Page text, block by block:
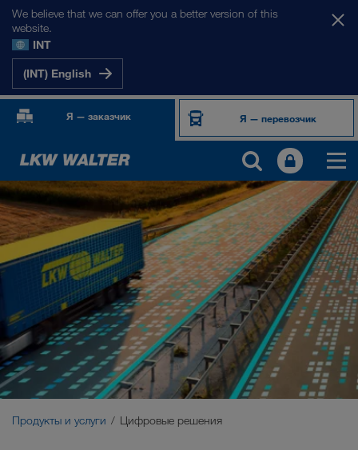
We believe that we can offer you a better version of this
website.
INT
(INT) English
Я — заказчик Я — перевозчик
ПРОДУКТЫ И УСЛУГИ
Автомобильные перевозки
Цифровые решения
Комбинированные перевозки
Экологичные перевозки
Продукты и услуги Цифровые решения